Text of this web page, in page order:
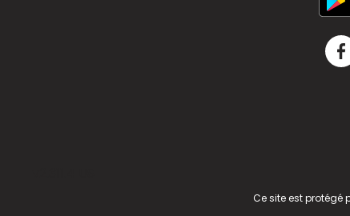
Ce site est protégé